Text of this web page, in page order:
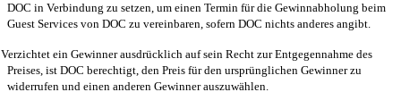
DOC in Verbindung zu setzen, um einen Termin für die Gewinnabholung beim
Guest Services von DOC zu vereinbaren, sofern DOC nichts anderes angibt.
Verzichtet ein Gewinner ausdrücklich auf sein Recht zur Entgegennahme des
Preises, ist DOC berechtigt, den Preis für den ursprünglichen Gewinner zu
widerrufen und einen anderen Gewinner auszuwählen.